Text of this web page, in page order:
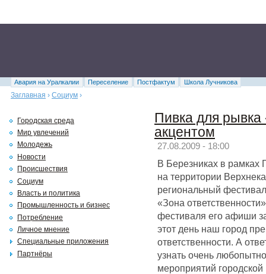
Авария на Уралкалии Переселение Постфактум
Школа Лучникова
Заглавная › Социум ›
Пивка для рывка
акцентом
27.08.2009 - 18:00
В Березниках в
на территории
региональный
«Зона
фестиваля его афиши
этот день наш город
ответственности. А
узнать очень
мероприятий
Городская среда
Мир увлечений
Молодежь
Новости
Происшествия
Социум
Власть и политика
Промышленность и бизнес
Потребление
Личное мнение
Специальные приложения
Партнёры